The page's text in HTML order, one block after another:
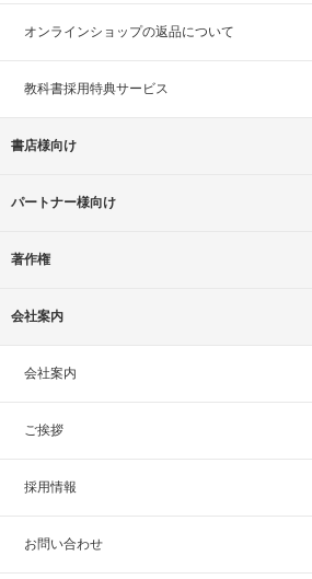
オンラインショップの返品について
教科書採用特典サービス
書店様向け
パートナー様向け
著作権
会社案内
会社案内
ご挨拶
採用情報
お問い合わせ